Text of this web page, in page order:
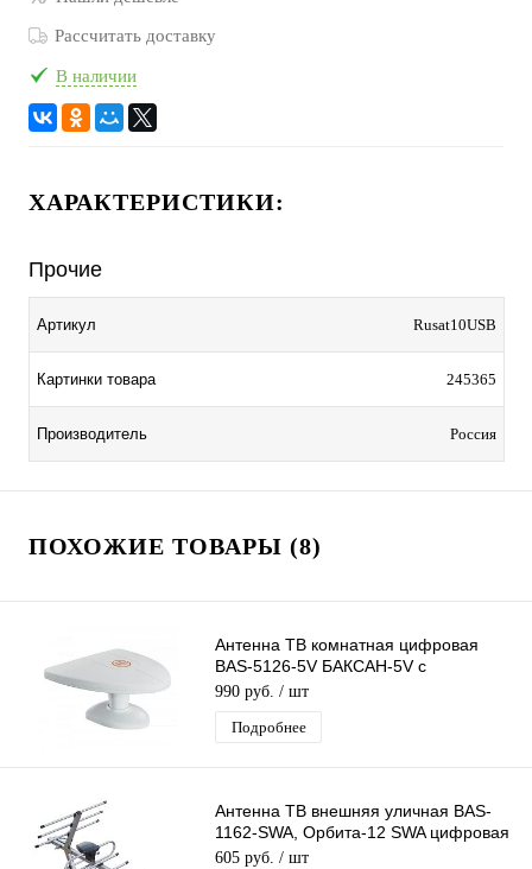
Рассчитать доставку
В наличии
ХАРАКТЕРИСТИКИ:
Прочие
Артикул Rusat10USB
Картинки товара 245365
Производитель Россия
ПОХОЖИЕ ТОВАРЫ (8)
Антенна ТВ комнатная цифровая
BAS-5126-5V БАКСАН-5V с
усилителем эфирная для DVB-T2
телевидения Рэмо
990 руб. / шт
Подробнее
Антенна ТВ внешняя уличная BAS-
1162-SWA, Орбита-12 SWA цифровая
эфирная для DVB-T2 ТВ
605 руб. / шт